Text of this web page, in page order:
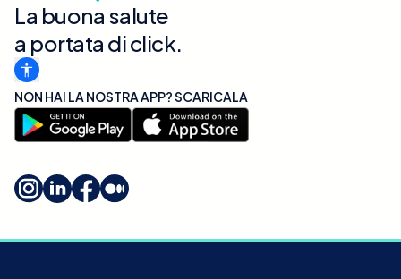
La buona salute
a portata di click.
NON HAI LA NOSTRA APP? SCARICALA